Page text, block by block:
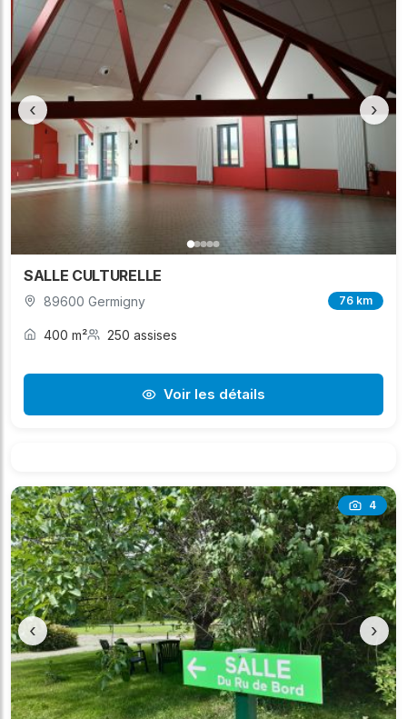
‹ ›
SALLE CULTURELLE
89600 Germigny 76 km
400 m² 250 assises
Voir les détails
4
‹ ›